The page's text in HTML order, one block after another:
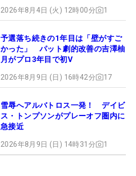
2026年8月4日 (火) 12時00分 1
予選落ち続きの1年目は「壁がすご
かった」 パット劇的改善の吉澤柚
月がプロ3年目で初V
2026年8月9日 (日) 16時42分 17
雪辱へアルバトロス一発！ デイビ
ス・トンプソンがプレーオフ圏内に
急接近
2026年8月9日 (日) 14時31分 1